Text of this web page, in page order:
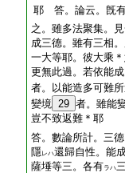
耶 答。論云。旣
之。雖多法聚集。
成三德。雖有三相
一大等耶。彼大乘
更無此過。若依能
者。以能造多可難
變境 29 者。雖能
豈不致返難＊耶
答。數論所計。三
隱レハ還歸自性。能
薩埵等三。各有ラハ